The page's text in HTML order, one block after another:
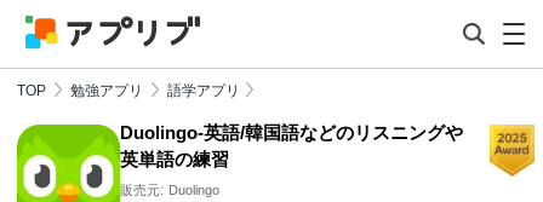
TOP 勉強アプリ 語学アプリ
Duolingo-英語/韓国語などのリスニングや
英単語の練習
販売元: Duolingo